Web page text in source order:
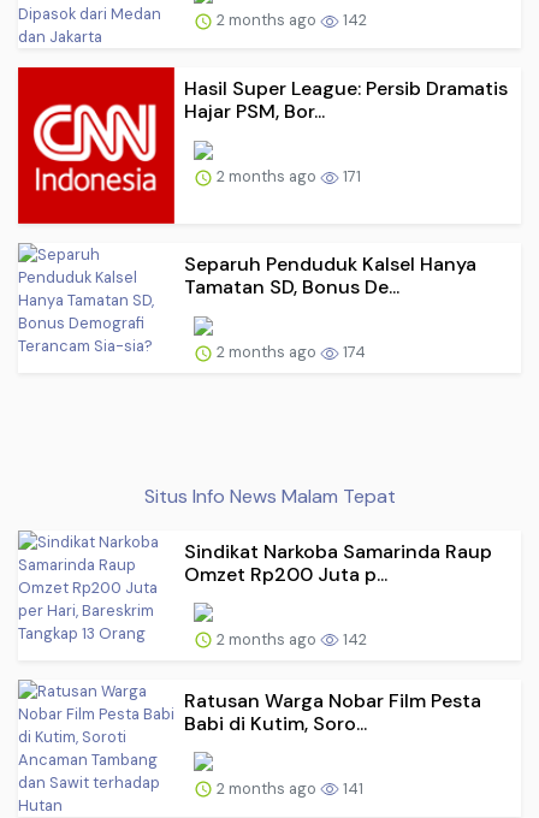
2 months ago 142
Hasil Super League: Persib Dramatis
Hajar PSM, Bor...
2 months ago 171
Separuh Penduduk Kalsel Hanya
Tamatan SD, Bonus De...
2 months ago 174
Situs Info News Malam Tepat
Sindikat Narkoba Samarinda Raup
Omzet Rp200 Juta p...
2 months ago 142
Ratusan Warga Nobar Film Pesta
Babi di Kutim, Soro...
2 months ago 141